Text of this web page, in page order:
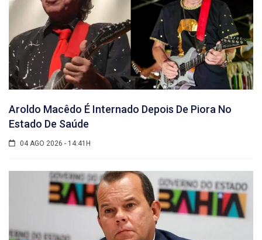
Aroldo Macêdo É Internado Depois De Piora No
Estado De Saúde
04 AGO 2026 - 14:41H